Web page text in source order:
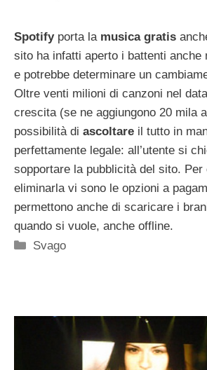
Spotifyporta la musica gratis
sito ha infatti aperto i battenti anche
e potrebbe determinare un
Oltre venti milioni di canzoni nel
crescita (se ne aggiungono 20 mila
possibilità di ascoltare il tutto in
perfettamente legale: all’utente si
sopportare la pubblicità del sito.
eliminarla vi sono le opzioni a
permettono anche di scaricare i
quando si vuole, anche offline.
Categorie
Svago